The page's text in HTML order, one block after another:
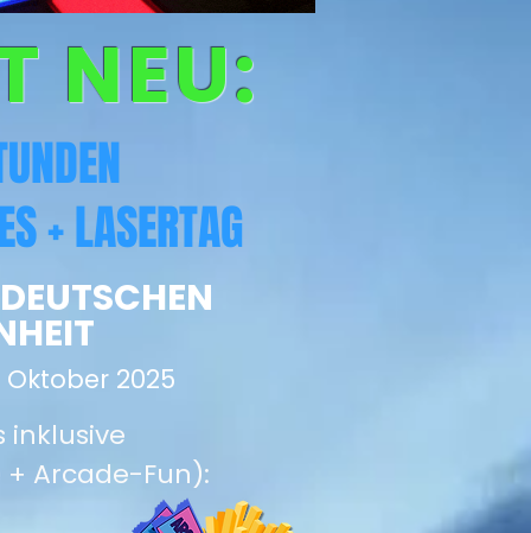
NEU:
+ LASERTAG
Oktober 2025
inklusive
Arcade-Fun):